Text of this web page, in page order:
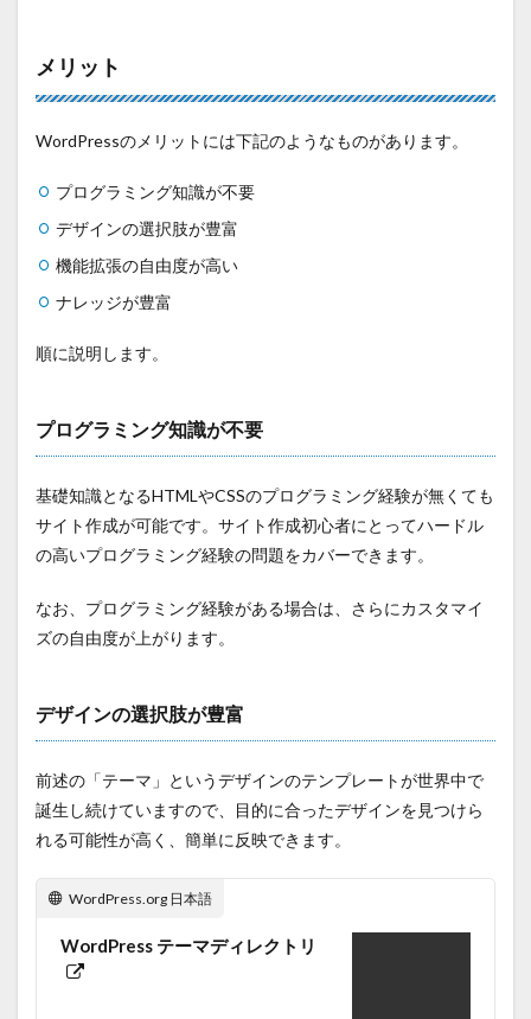
メリット
WordPressのメリットには下記のようなものがあります。
プログラミング知識が不要
デザインの選択肢が豊富
機能拡張の自由度が高い
ナレッジが豊富
順に説明します。
プログラミング知識が不要
基礎知識となるHTMLやCSSのプログラミング経験が無くても
サイト作成が可能です。サイト作成初心者にとってハードル
の高いプログラミング経験の問題をカバーできます。
なお、プログラミング経験がある場合は、さらにカスタマイ
ズの自由度が上がります。
デザインの選択肢が豊富
前述の「テーマ」というデザインのテンプレートが世界中で
誕生し続けていますので、目的に合ったデザインを見つけら
れる可能性が高く、簡単に反映できます。
WordPress.org 日本語
WordPress テーマディレクトリ